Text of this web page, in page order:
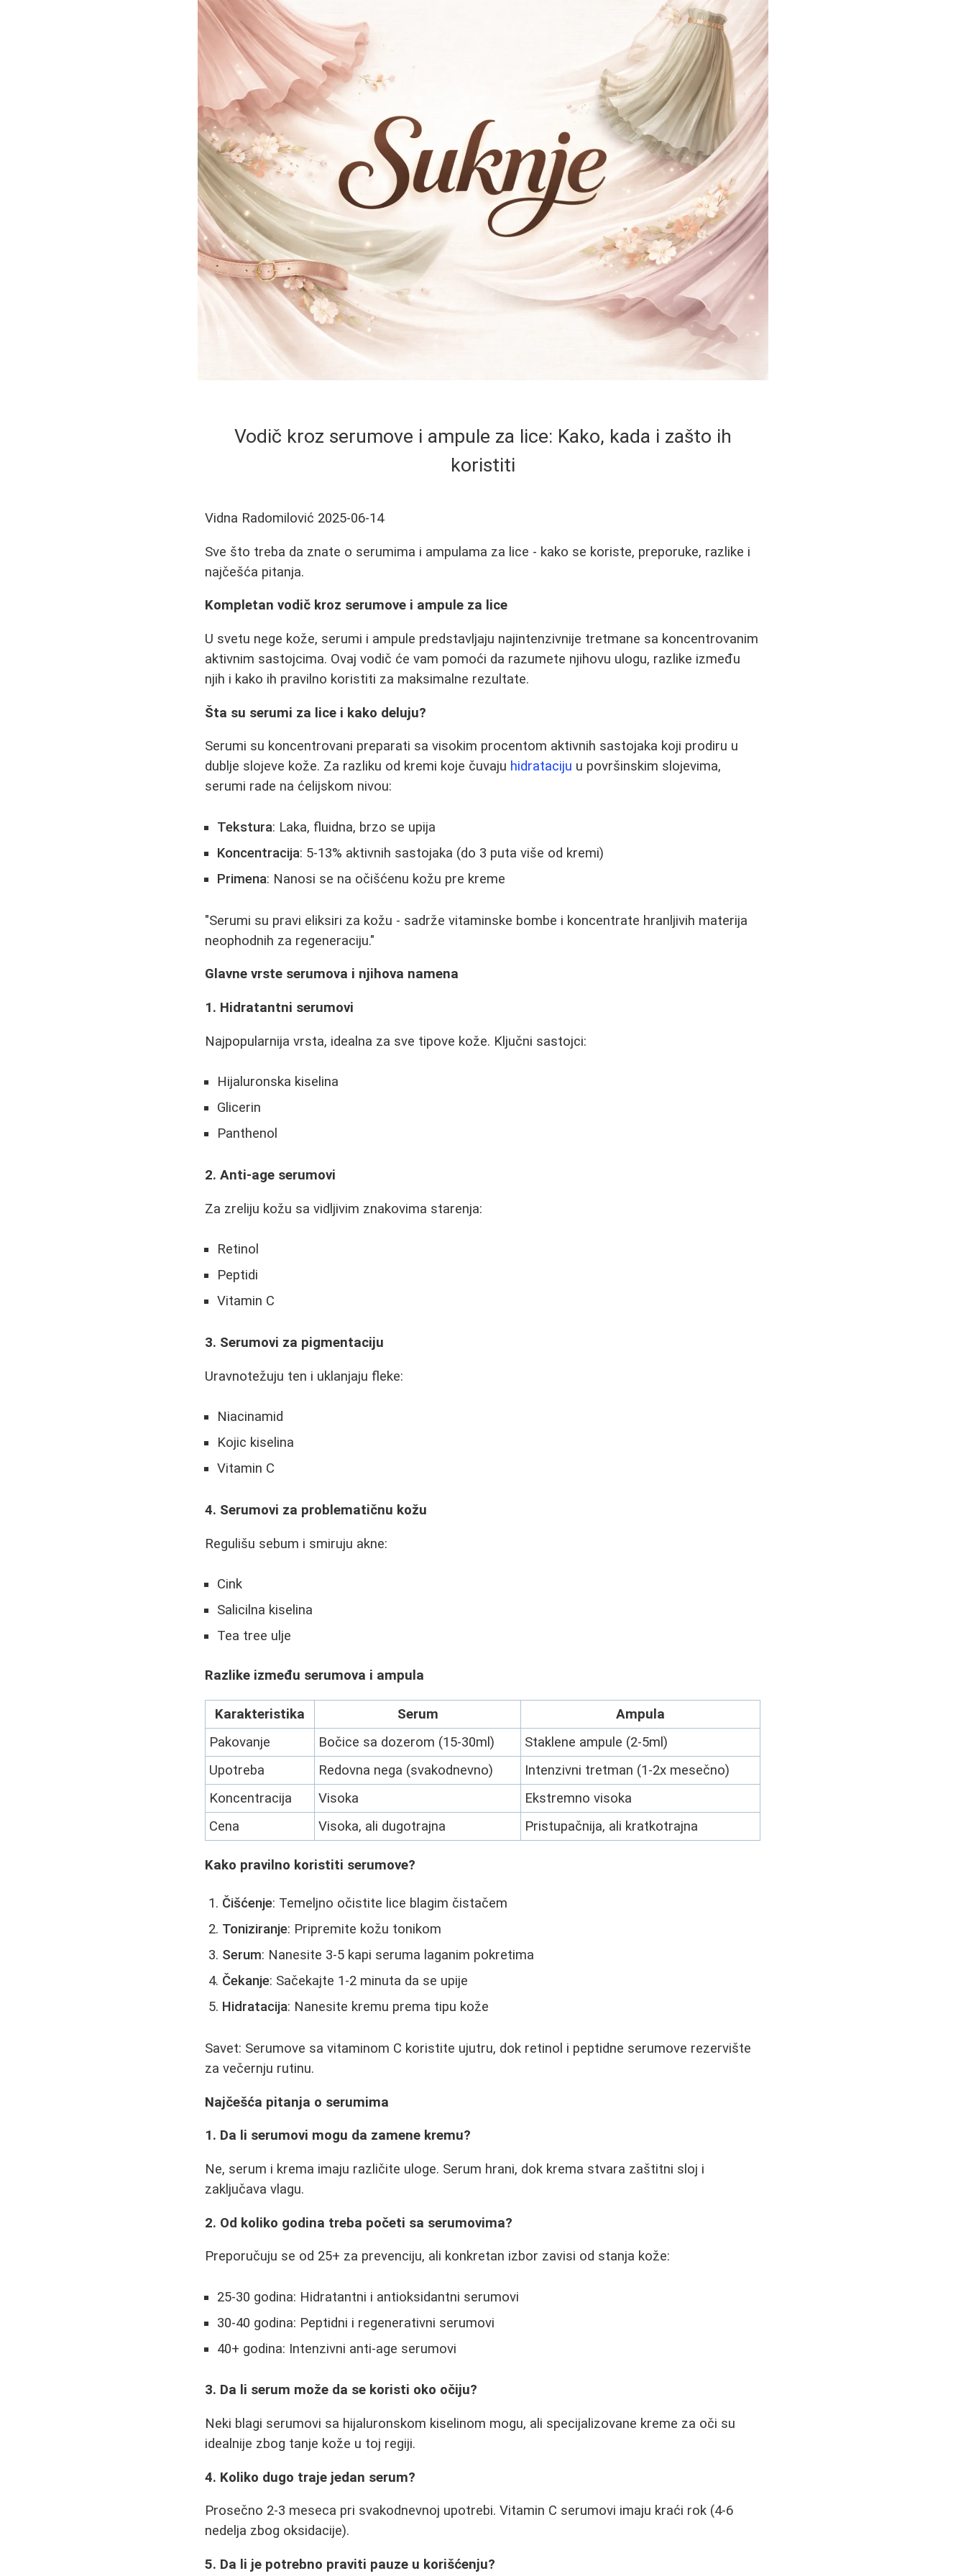
Vodič kroz serumove i ampule za lice: Kako, kada i zašto ih
koristiti
Vidna Radomilović 2025-06-14
Sve što treba da znate o serumima i ampulama za lice - kako se koriste, preporuke, razlike i
najčešća pitanja.
Kompletan vodič kroz serumove i ampule za lice
U svetu nege kože, serumi i ampule predstavljaju najintenzivnije tretmane sa koncentrovanim
aktivnim sastojcima. Ovaj vodič će vam pomoći da razumete njihovu ulogu, razlike između
njih i kako ih pravilno koristiti za maksimalne rezultate.
Šta su serumi za lice i kako deluju?
Serumi su koncentrovani preparati sa visokim procentom aktivnih sastojaka koji prodiru u
dublje slojeve kože. Za razliku od kremi koje čuvaju hidrataciju u površinskim slojevima,
serumi rade na ćelijskom nivou:
Tekstura: Laka, fluidna, brzo se upija
Koncentracija: 5-13% aktivnih sastojaka (do 3 puta više od kremi)
Primena: Nanosi se na očišćenu kožu pre kreme
"Serumi su pravi eliksiri za kožu - sadrže vitaminske bombe i koncentrate hranljivih materija
neophodnih za regeneraciju."
Glavne vrste serumova i njihova namena
1. Hidratantni serumovi
Najpopularnija vrsta, idealna za sve tipove kože. Ključni sastojci:
Hijaluronska kiselina
Glicerin
Panthenol
2. Anti-age serumovi
Za zreliju kožu sa vidljivim znakovima starenja:
Retinol
Peptidi
Vitamin C
3. Serumovi za pigmentaciju
Uravnotežuju ten i uklanjaju fleke:
Niacinamid
Kojic kiselina
Vitamin C
4. Serumovi za problematičnu kožu
Regulišu sebum i smiruju akne:
Cink
Salicilna kiselina
Tea tree ulje
Razlike između serumova i ampula
Karakteristika Serum
Ampula
Pakovanje
Bočice sa dozerom (15-30ml)
Staklene ampule (2-5ml)
Upotreba
Redovna nega (svakodnevno)
Intenzivni tretman (1-2x mesečno)
Koncentracija
Visoka
Ekstremno visoka
Cena
Visoka, ali dugotrajna Pristupačnija, ali kratkotrajna
Kako pravilno koristiti serumove?
Čišćenje: Temeljno očistite lice blagim čistačem
Toniziranje: Pripremite kožu tonikom
Serum: Nanesite 3-5 kapi seruma laganim pokretima
Čekanje: Sačekajte 1-2 minuta da se upije
Hidratacija: Nanesite kremu prema tipu kože
Savet: Serumove sa vitaminom C koristite ujutru, dok retinol i peptidne serumove rezervište
za večernju rutinu.
Najčešća pitanja o serumima
1. Da li serumovi mogu da zamene kremu?
Ne, serum i krema imaju različite uloge. Serum hrani, dok krema stvara zaštitni sloj i
zaključava vlagu.
2. Od koliko godina treba početi sa serumovima?
Preporučuju se od 25+ za prevenciju, ali konkretan izbor zavisi od stanja kože:
25-30 godina: Hidratantni i antioksidantni serumovi
30-40 godina: Peptidni i regenerativni serumovi
40+ godina: Intenzivni anti-age serumovi
3. Da li serum može da se koristi oko očiju?
Neki blagi serumovi sa hijaluronskom kiselinom mogu, ali specijalizovane kreme za oči su
idealnije zbog tanje kože u toj regiji.
4. Koliko dugo traje jedan serum?
Prosečno 2-3 meseca pri svakodnevnoj upotrebi. Vitamin C serumovi imaju kraći rok (4-6
nedelja zbog oksidacije).
5. Da li je potrebno praviti pauze u korišćenju?